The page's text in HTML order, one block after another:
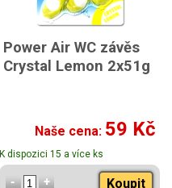
Power Air WC závěs
Crystal Lemon 2x51g
Naše cena: 59 Kč
K dispozici 15 a více ks
Koupit